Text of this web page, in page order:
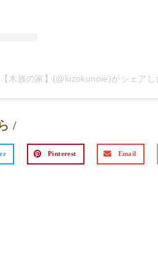
木族の家】(@kizokunoie)がシェアし
/
Pinterest Email